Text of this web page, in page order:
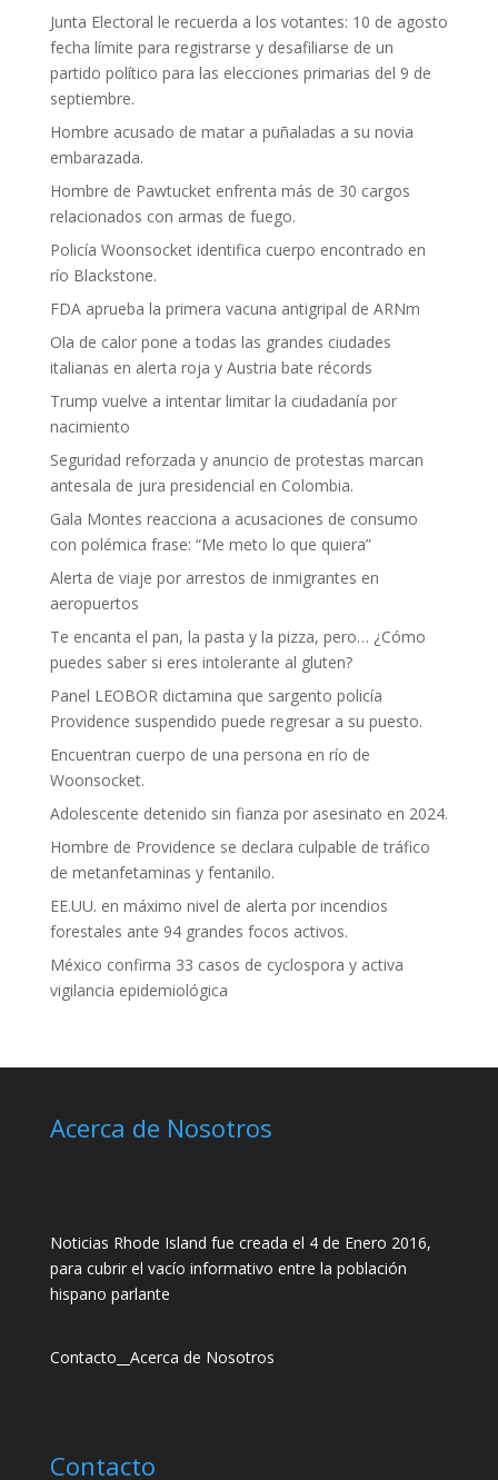
Junta Electoral le recuerda a los votantes: 10 de agosto
fecha límite para registrarse y desafiliarse de un
partido político para las elecciones primarias del 9 de
septiembre.
Hombre acusado de matar a puñaladas a su novia
embarazada.
Hombre de Pawtucket enfrenta más de 30 cargos
relacionados con armas de fuego.
Policía Woonsocket identifica cuerpo encontrado en
río Blackstone.
FDA aprueba la primera vacuna antigripal de ARNm
Ola de calor pone a todas las grandes ciudades
italianas en alerta roja y Austria bate récords
Trump vuelve a intentar limitar la ciudadanía por
nacimiento
Seguridad reforzada y anuncio de protestas marcan
antesala de jura presidencial en Colombia.
Gala Montes reacciona a acusaciones de consumo
con polémica frase: “Me meto lo que quiera”
Alerta de viaje por arrestos de inmigrantes en
aeropuertos
Te encanta el pan, la pasta y la pizza, pero… ¿Cómo
puedes saber si eres intolerante al gluten?
Panel LEOBOR dictamina que sargento policía
Providence suspendido puede regresar a su puesto.
Encuentran cuerpo de una persona en río de
Woonsocket.
Adolescente detenido sin fianza por asesinato en 2024.
Hombre de Providence se declara culpable de tráfico
de metanfetaminas y fentanilo.
EE.UU. en máximo nivel de alerta por incendios
forestales ante 94 grandes focos activos.
México confirma 33 casos de cyclospora y activa
vigilancia epidemiológica
Acerca de Nosotros
Noticias Rhode Island fue creada el 4 de Enero 2016,
para cubrir el vacío informativo entre la población
hispano parlante
Contacto Acerca de Nosotros
Contacto